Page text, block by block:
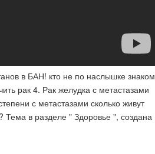
в БАН! кто не по наслышке знаком
рак 4. Рак желудка с метастазами
с метастазами сколько живут
Тема в разделе " Здоровье ", создана